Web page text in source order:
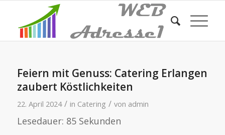
Feiern mit Genuss: Catering Erlangen
zaubert Köstlichkeiten
22. April 2024 / in Catering / von admin
Lesedauer: 85 Sekunden